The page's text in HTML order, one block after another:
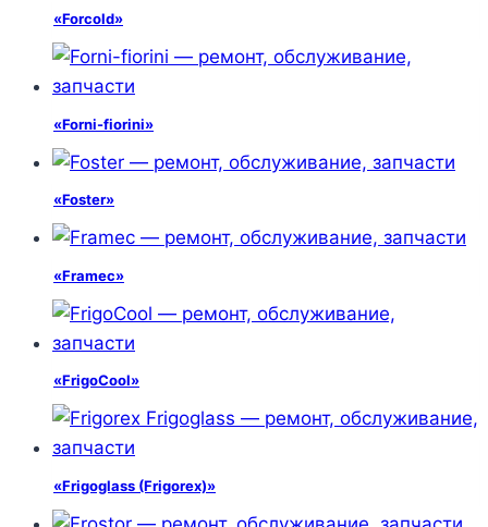
«Forcold»
«Forni-fiorini»
«Foster»
«Framec»
«FrigoCool»
«Frigoglass (Frigorex)»